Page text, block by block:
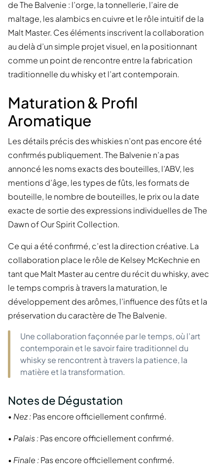
de The Balvenie : l’orge, la tonnellerie, l’aire de
maltage, les alambics en cuivre et le rôle intuitif de la
Malt Master. Ces éléments inscrivent la collaboration
au delà d’un simple projet visuel, en la positionnant
comme un point de rencontre entre la fabrication
traditionnelle du whisky et l’art contemporain.
Maturation & Profil
Aromatique
Les détails précis des whiskies n’ont pas encore été
confirmés publiquement. The Balvenie n’a pas
annoncé les noms exacts des bouteilles, l’ABV, les
mentions d’âge, les types de fûts, les formats de
bouteille, le nombre de bouteilles, le prix ou la date
exacte de sortie des expressions individuelles de The
Dawn of Our Spirit Collection.
Ce qui a été confirmé, c’est la direction créative. La
collaboration place le rôle de Kelsey McKechnie en
tant que Malt Master au centre du récit du whisky, avec
le temps compris à travers la maturation, le
développement des arômes, l’influence des fûts et la
préservation du caractère de The Balvenie.
Une collaboration façonnée par le temps, où l’art
contemporain et le savoir faire traditionnel du
whisky se rencontrent à travers la patience, la
matière et la transformation.
Notes de Dégustation
• Nez :Pas encore officiellement confirmé.
• Palais :Pas encore officiellement confirmé.
• Finale :Pas encore officiellement confirmé.